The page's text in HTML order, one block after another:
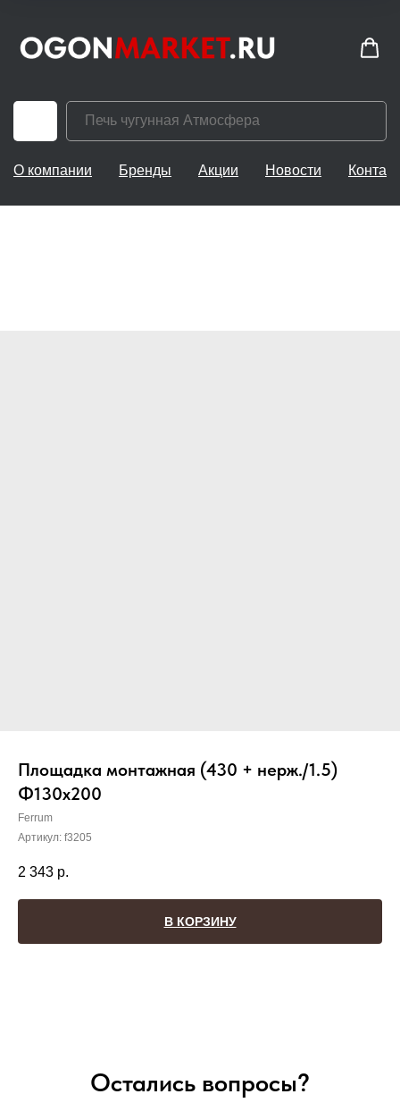
О компании Бренды Акции Новости
Площадка монтажная (430 + нерж./1.5)
Ф130х200
Ferrum
Артикул: f3205
2 343 р.
В КОРЗИНУ
Остались вопросы?